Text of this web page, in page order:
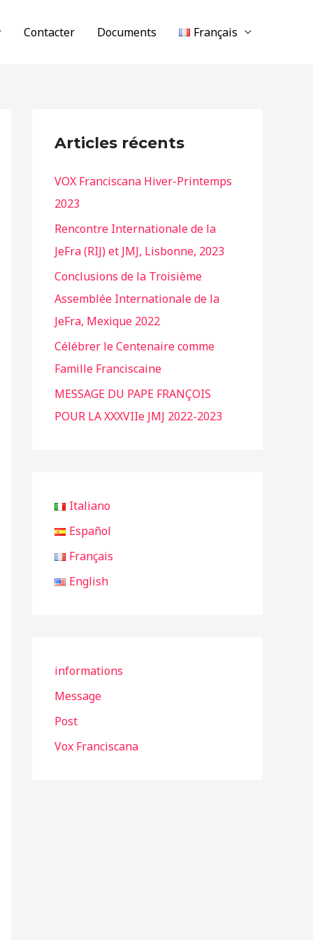
Contacter Documents Français
Articles récents
VOX Franciscana Hiver-Printemps
2023
Rencontre Internationale de la
JeFra (RIJ) et JMJ, Lisbonne, 2023
Conclusions de la Troisième
Assemblée Internationale de la
JeFra, Mexique 2022
Célébrer le Centenaire comme
Famille Franciscaine
MESSAGE DU PAPE FRANÇOIS
POUR LA XXXVIIe JMJ 2022-2023
Italiano
Español
Français
English
informations
Message
Post
Vox Franciscana